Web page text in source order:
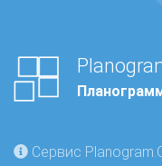
Сервис